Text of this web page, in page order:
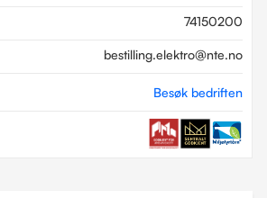
74150200
bestilling.elektro@nte.no
Besøk bedriften